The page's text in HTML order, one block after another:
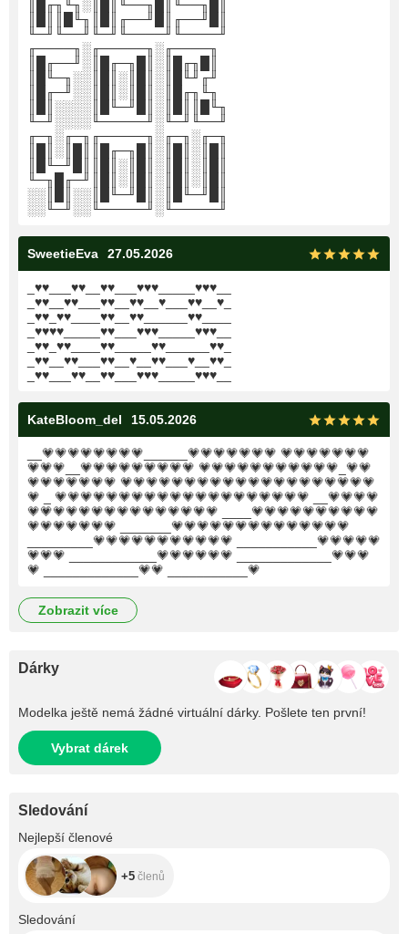
║█╓╖╙╖░║█║╙──╖█║╙──╖█║
║█║║█╙╖║█║╓──╜█║╓──╜█║
╙─╜╙──╜╙─╜╙────╜╙────╜
╓────╖░╓─────╖░╓────╖
║█╓──╜░║█╓─╖█║░║█╓╖█║
║█╙─╖░░║█║░║█║░║█╙╜╓╜
║█╓─╜░░║█║░║█║░║█╓╖╙╖
║█║░░░░║█╙─╜█║░║█║║█╙╖
╙─╜░░░░╙─────╜░╙─╜╙──╜
╓─╖░╓─╖╓─────╖░╓─╖░╓─╖
║█║░║█║║█╓─╖█║░║█║░║█║
║█╙─╜█║║█║░║█║░║█║░║█║
╙─╖█╓─╜║█║░║█║░║█║░║█║
░░║█║░░║█╙─╜█║░║█╙─╜█║
░░╙─╜░░╙─────╜░╙─────╜
SweetieEva 27.05.2026
_♥♥___♥♥__♥♥___♥♥♥_____♥♥♥__
_♥♥__♥♥___♥♥__♥♥__♥___♥♥__♥_
_♥♥_♥♥____♥♥__♥♥______♥♥____
_♥♥♥♥_____♥♥___♥♥♥_____♥♥♥__
_♥♥_♥♥____♥♥_____♥♥______♥♥_
_♥♥__♥♥___♥♥__♥__♥♥___♥__♥♥_
_♥♥___♥♥__♥♥___♥♥♥_____♥♥♥__
KateBloom_del 15.05.2026
__💗💗💗💗💗💗💗💗______💗💗💗💗💗💗💗 💗💗💗💗💗💗💗
💗💗💗__💗💗💗💗💗💗💗💗💗 💗💗💗💗💗💗💗💗💗💗💗_💗💗
💗💗💗💗💗💗💗 💗💗💗💗💗💗💗💗💗💗💗💗💗💗💗💗💗💗💗💗
💗 _ 💗💗💗💗💗💗💗💗💗💗💗💗💗💗💗💗💗💗💗💗 __💗💗💗💗
💗💗💗💗💗💗💗💗💗💗💗💗💗💗💗 ____💗💗💗💗💗💗💗💗💗💗
💗💗💗💗💗💗💗 _______💗💗💗💗💗💗💗💗💗💗💗💗💗💗
_________💗💗💗💗💗💗💗💗💗💗💗 ___________💗💗💗💗💗
💗💗💗 ____________💗💗💗💗💗💗 _____________💗💗💗
💗 _____________💗💗 ___________💗
zobrazit více
Dárky
Modelka ještě nemá žádné virtuální dárky. Pošlete ten první!
Vybrat dárek
Sledování
Nejlepší členové
+5 členů
Sledování